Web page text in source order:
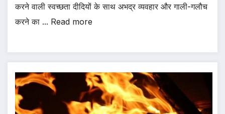
करने वाली स्वच्छता दीदियों के साथ अभद्र व्यवहार और गाली-गलौच
करने का ... Read more